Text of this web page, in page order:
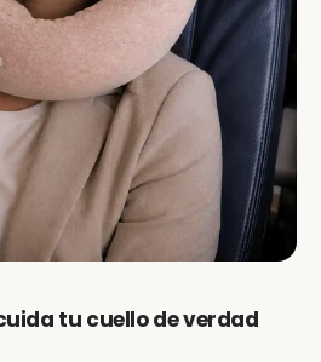
tu cuello de verdad